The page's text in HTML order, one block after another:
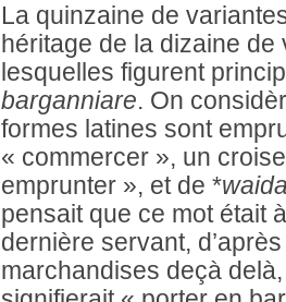
La quinzaine de
héritage de la dizaine
lesquelles figurent
barganniare. On
formes latines sont
« commercer », un
emprunter », et de *
pensait que ce mot était
dernière servant,
marchandises deçà